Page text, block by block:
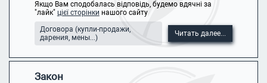
Якщо Вам сподобалась відповідь, будемо вдячні за
"лайк" цієї сторінки нашого сайту
Договора (купли-продажи,
дарения, мены...)
Читать далее...
Закон